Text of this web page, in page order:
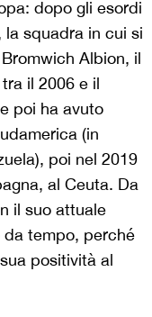
dopo gli esordi
squadra in cui si
Albion, il
il 2006 e il
poi ha avuto
(in
poi nel 2019
al Ceuta. Da
il suo attuale
tempo, perché
positività al